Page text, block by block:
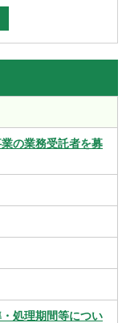
の業務受託者を募
処理期間等につい